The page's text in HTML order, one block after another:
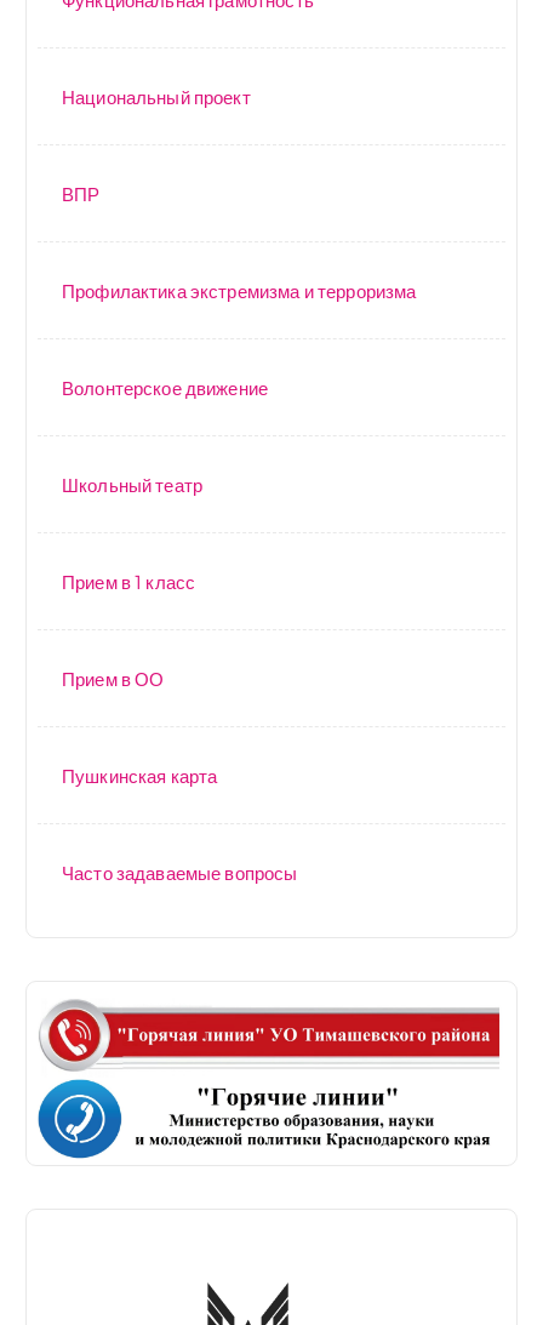
Национальный проект
ВПР
Профилактика экстремизма и терроризма
Волонтерское движение
Школьный театр
Прием в 1 класс
Прием в ОО
Пушкинская карта
Часто задаваемые вопросы